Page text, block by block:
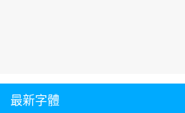
最新字體